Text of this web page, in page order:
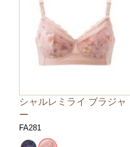
シャルレミライ ブラジャ
ー
FA281